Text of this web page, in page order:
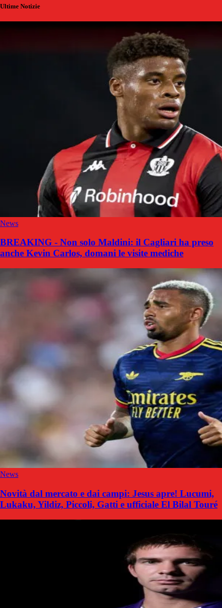
Ultime Notizie
News
BREAKING - Non solo Maldini: il Cagliari ha preso
anche Kevin Carlos, domani le visite mediche
News
Novità dal mercato e dai campi: Jesus apre! Lucumi,
Lukaku, Yildiz, Piccoli, Gatti e ufficiale El Bilal Touré